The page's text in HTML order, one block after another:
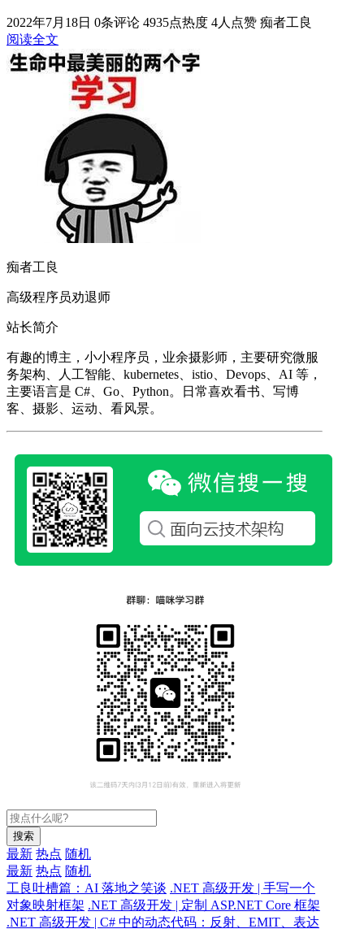
2022年7月18日 0条评论 4935点热度 4人点赞 痴者工良
阅读全文
痴者工良
高级程序员劝退师
站长简介
有趣的博主，小小程序员，业余摄影师，主要研究微服
务架构、人工智能、kubernetes、istio、Devops、AI 等，
主要语言是 C#、Go、Python。日常喜欢看书、写博
客、摄影、运动、看风景。
搜索
最新 热点 随机
最新 热点 随机
工良吐槽篇：AI 落地之笑谈 .NET 高级开发 | 手写一个
对象映射框架 .NET 高级开发 | 定制 ASP.NET Core 框架
.NET 高级开发 | C# 中的动态代码：反射、EMIT、表达